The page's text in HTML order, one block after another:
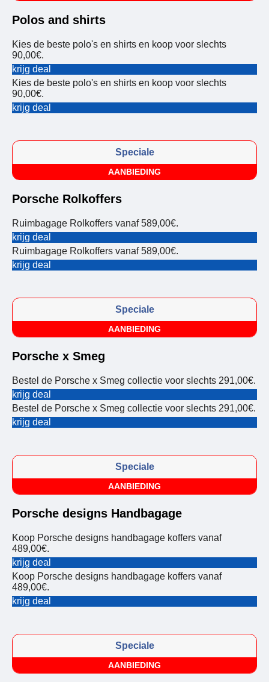
Polos and shirts
Kies de beste polo's en shirts en koop voor slechts
90,00€.
krijg deal
Kies de beste polo's en shirts en koop voor slechts
90,00€.
krijg deal
Speciale
AANBIEDING
Porsche Rolkoffers
Ruimbagage Rolkoffers vanaf 589,00€.
krijg deal
Ruimbagage Rolkoffers vanaf 589,00€.
krijg deal
Speciale
AANBIEDING
Porsche x Smeg
Bestel de Porsche x Smeg collectie voor slechts 291,00€.
krijg deal
Bestel de Porsche x Smeg collectie voor slechts 291,00€.
krijg deal
Speciale
AANBIEDING
Porsche designs Handbagage
Koop Porsche designs handbagage koffers vanaf
489,00€.
krijg deal
Koop Porsche designs handbagage koffers vanaf
489,00€.
krijg deal
Speciale
AANBIEDING